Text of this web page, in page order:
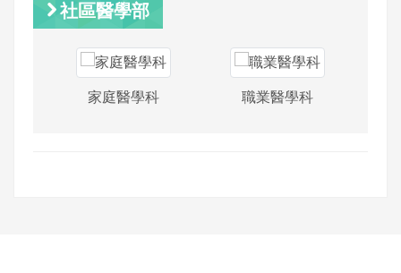
社區醫學部
家庭醫學科 職業醫學科